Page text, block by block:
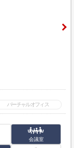
バーチャルオフィス
会議室